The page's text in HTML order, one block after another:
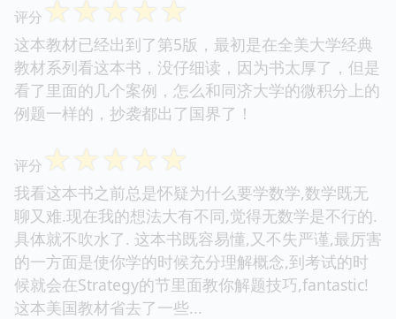
评分 ☆☆☆☆☆
这本教材已经出到了第5版，最初是在全美大学经典
教材系列看这本书，没仔细读，因为书太厚了，但是
看了里面的几个案例，怎么和同济大学的微积分上的
例题一样的，抄袭都出了国界了！
评分 ☆☆☆☆☆
我看这本书之前总是怀疑为什么要学数学,数学既无
聊又难.现在我的想法大有不同,觉得无数学是不行的.
具体就不吹水了. 这本书既容易懂,又不失严谨,最厉害
的一方面是使你学的时候充分理解概念,到考试的时
候就会在Strategy的节里面教你解题技巧,fantastic!
这本美国教材省去了一些...